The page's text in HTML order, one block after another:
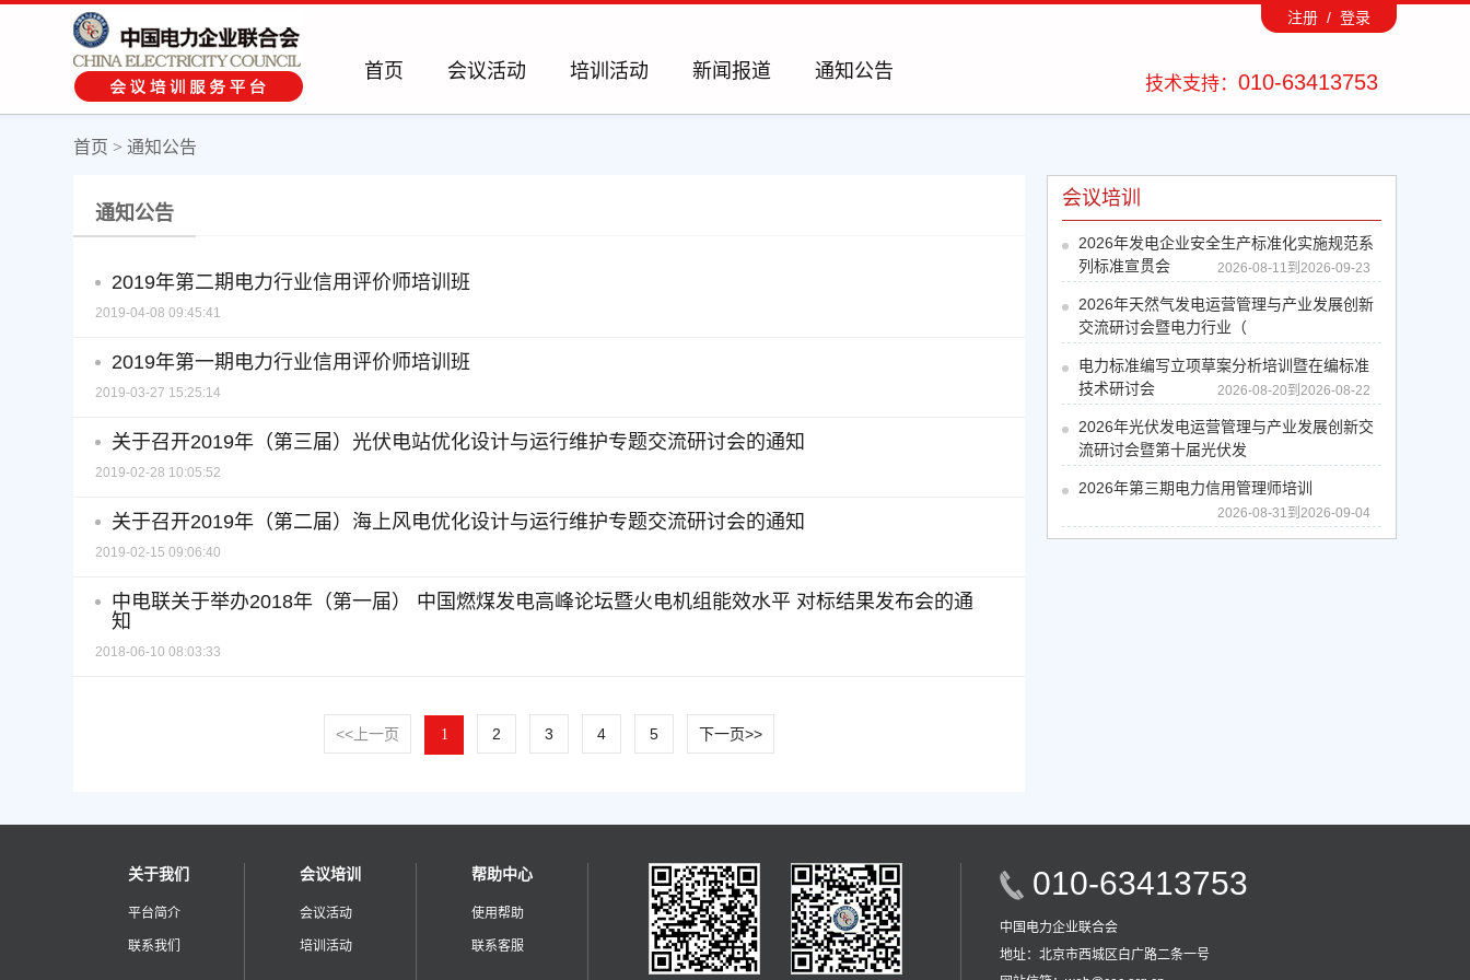
技术支持： 010-63413753
注册 / 登录
首页 会议活动 培训活动 新闻报道 通知公告
首页 > 通知公告
通知公告
2019年第二期电力行业信用评价师培训班
2019-04-08 09:45:41
2019年第一期电力行业信用评价师培训班
2019-03-27 15:25:14
关于召开2019年（第三届）光伏电站优化设计与运行维护专题交流研讨会的通知
2019-02-28 10:05:52
关于召开2019年（第二届）海上风电优化设计与运行维护专题交流研讨会的通知
2019-02-15 09:06:40
中电联关于举办2018年（第一届） 中国燃煤发电高峰论坛暨火电机组能效水平 对标结果发布会的通
知
2018-06-10 08:03:33
<<上一页 1 2 3 4 5 下一页>>
会议培训
2026年发电企业安全生产标准化实施规范系
列标准宣贯会
2026-08-11到2026-09-23
2026年天然气发电运营管理与产业发展创新
交流研讨会暨电力行业（
电力标准编写立项草案分析培训暨在编标准
技术研讨会
2026-08-20到2026-08-22
2026年光伏发电运营管理与产业发展创新交
流研讨会暨第十届光伏发
2026年第三期电力信用管理师培训
2026-08-31到2026-09-04
关于我们
平台简介
联系我们
会议培训
会议活动
培训活动
帮助中心
使用帮助
联系客服
010-63413753
中国电力企业联合会
地址：北京市西城区白广路二条一号